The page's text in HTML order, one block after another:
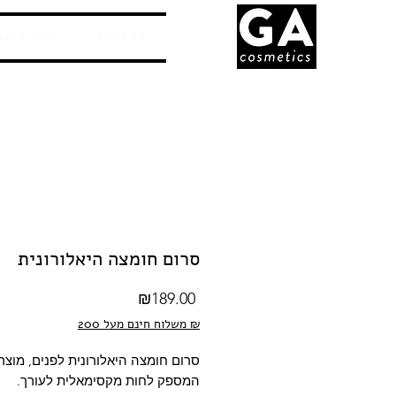
סרום חומצה היאלורונית
₪189.00Price
משלוח חינם מעל 200 ₪
סרום חומצה היאלורונית לפנים,
המספק לחות מקסימאלית לעורך.